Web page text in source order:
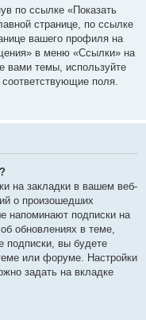
по ссылке «Показать
странице, по ссылке
вашего профиля на
в меню «Ссылки» на
вами темы, используйте
соответствующие поля.
на закладки в вашем веб-
о произошедших
напоминают подписки на
обновлениях в теме,
подписки, вы будете
или форуме. Настройки
задать на вкладке